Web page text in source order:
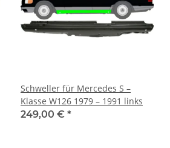
Schweller für Mercedes S –
Klasse W126 1979 – 1991 links
249,00 € *